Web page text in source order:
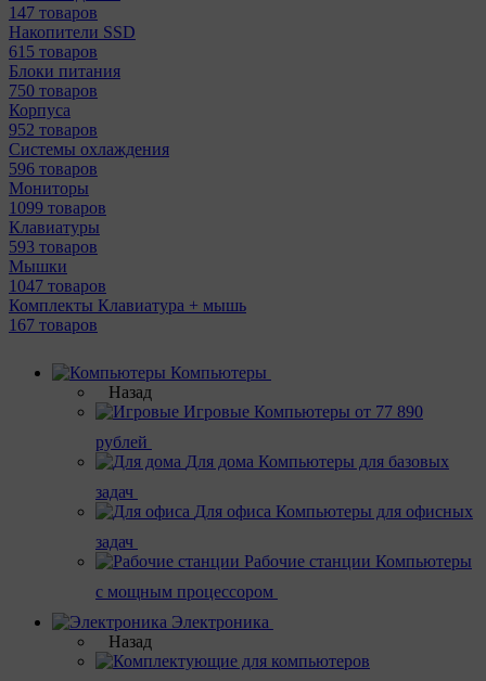
147 товаров
Накопители SSD
615 товаров
Блоки питания
750 товаров
Корпуса
952 товаров
Системы охлаждения
596 товаров
Мониторы
1099 товаров
Клавиатуры
593 товаров
Мышки
1047 товаров
Комплекты Клавиатура + мышь
167 товаров
Компьютеры
Назад
Игровые Компьютеры от 77 890
рублей
Для дома Компьютеры для базовых
задач
Для офиса Компьютеры для офисных
задач
Рабочие станции Компьютеры
с мощным процессором
Электроника
Назад